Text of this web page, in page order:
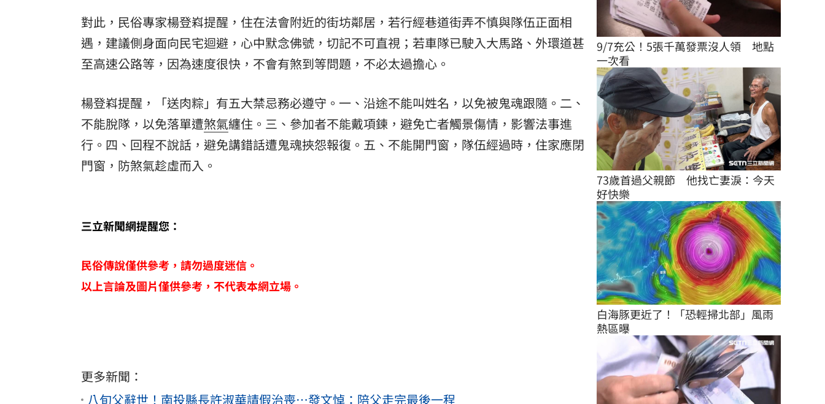
對此，民俗專家楊登嵙提醒，住在法會附近的街坊鄰居，若行經巷道街弄不慎與隊伍正面相
遇，建議側身面向民宅迴避，心中默念佛號，切記不可直視；若車隊已駛入大馬路、外環道甚
至高速公路等，因為速度很快，不會有煞到等問題，不必太過擔心。
楊登嵙提醒，「送肉粽」有五大禁忌務必遵守。一、沿途不能叫姓名，以免被鬼魂跟隨。二、
不能脫隊，以免落單遭煞氣纏住。三、參加者不能戴項鍊，避免亡者觸景傷情，影響法事進
行。四、回程不說話，避免講錯話遭鬼魂挾怨報復。五、不能開門窗，隊伍經過時，住家應閉
門窗，防煞氣趁虛而入。
三立新聞網提醒您：
民俗傳說僅供參考，請勿過度迷信。
以上言論及圖片僅供參考，不代表本網立場。
更多新聞：
八旬父辭世！南投縣長許淑華請假治喪…發文悼：陪父走完最後一程
9/7充公！5張千萬發票沒人領　地點
一次看
73歲首過父親節　他找亡妻淚：今天
好快樂
白海豚更近了！「恐輕掃北部」風雨
熱區曝